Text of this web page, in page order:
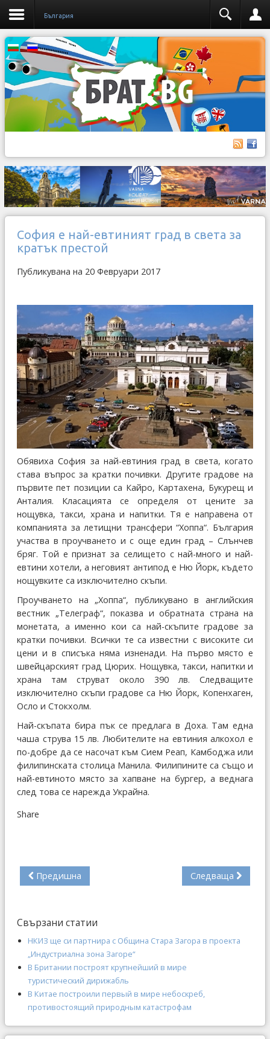
България
София е най-евтиният град в света за
кратък престой
Публикувана на 20 Февруари 2017
Обявиха София за най-евтиния град в света, когато
става въпрос за кратки почивки. Другите градове на
първите пет позиции са Кайро, Картахена, Букурещ и
Анталия. Класацията се определя от цените за
нощувка, такси, храна и напитки. Тя е направена от
компанията за летищни трансфери “Хоппа“. България
участва в проучването и с още един град – Слънчев
бряг. Той е признат за селището с най-много и най-
евтини хотели, а неговият антипод е Ню Йорк, където
нощувките са изключително скъпи.
Проучването на „Хоппа“, публикувано в английския
вестник „Телеграф“, показва и обратната страна на
монетата, а именно кои са най-скъпите градове за
кратки почивки. Всички те са известни с високите си
цени и в списъка няма изненади. На първо място е
швейцарският град Цюрих. Нощувка, такси, напитки и
храна там струват около 390 лв. Следващите
изключително скъпи градове са Ню Йорк, Копенхаген,
Осло и Стокхолм.
Най-скъпата бира пък се предлага в Доха. Там една
чаша струва 15 лв. Любителите на евтиния алкохол е
по-добре да се насочат към Сием Реап, Камбоджа или
филипинската столица Манила. Филипините са също и
най-евтиното място за хапване на бургер, а веднага
след това се нарежда Украйна.
Share
Предишна Следваща
Свързани статии
НКИЗ ще си партнира с Община Стара Загора в проекта
„Индустриална зона Загоре“
В Британии построят крупнейший в мире
туристический дирижабль
В Китае построили первый в мире небоскреб,
противостоящий природным катастрофам